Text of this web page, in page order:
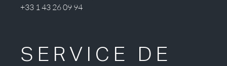
+33 1 43 26 09 94
SERVICE DE